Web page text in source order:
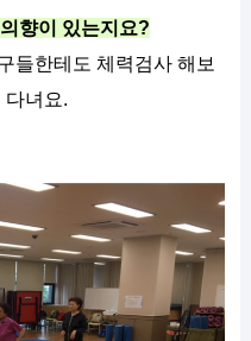
향이 있는지요?
들한테도 체력검사 해보
다녀요.